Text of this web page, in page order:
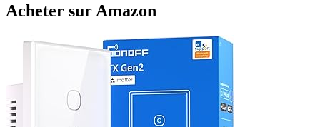
Acheter sur Amazon